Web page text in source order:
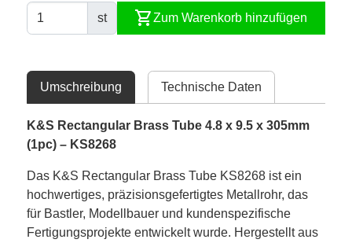
st shopping_cartZum Warenkorb hinzufügen
Umschreibung Technische Daten
K&S Rectangular Brass Tube 4.8 x 9.5 x 305mm
(1pc) – KS8268
Das K&S Rectangular Brass Tube KS8268 ist ein
hochwertiges, präzisionsgefertigtes Metallrohr, das
für Bastler, Modellbauer und kundenspezifische
Fertigungsprojekte entwickelt wurde. Hergestellt aus